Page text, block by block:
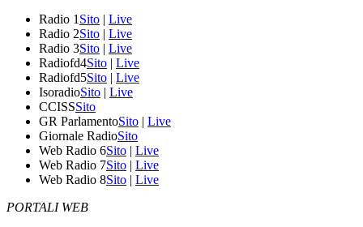
Radio 1 Sito | Live
Radio 2Sito | Live
Radio 3Sito | Live
Radiofd4Sito | Live
Radiofd5Sito | Live
IsoradioSito | Live
CCISSSito
GR ParlamentoSito | Live
Giornale RadioSito
Web Radio 6Sito | Live
Web Radio 7Sito | Live
Web Radio 8Sito | Live
PORTALI WEB